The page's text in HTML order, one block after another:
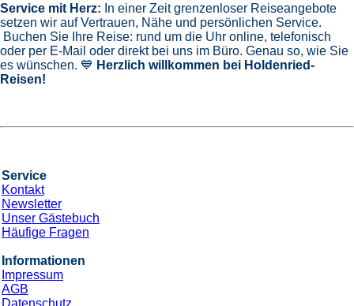
Service mit Herz: In einer Zeit grenzenloser Reiseangebote
setzen wir auf Vertrauen, Nähe und persönlichen Service.
Buchen Sie Ihre Reise: rund um die Uhr online, telefonisch
oder per E-Mail oder direkt bei uns im Büro. Genau so, wie Sie
es wünschen. 💙 Herzlich willkommen bei Holdenried-
Reisen!
Service
Kontakt
Newsletter
Unser Gästebuch
Häufige Fragen
Informationen
Impressum
AGB
Datenschutz